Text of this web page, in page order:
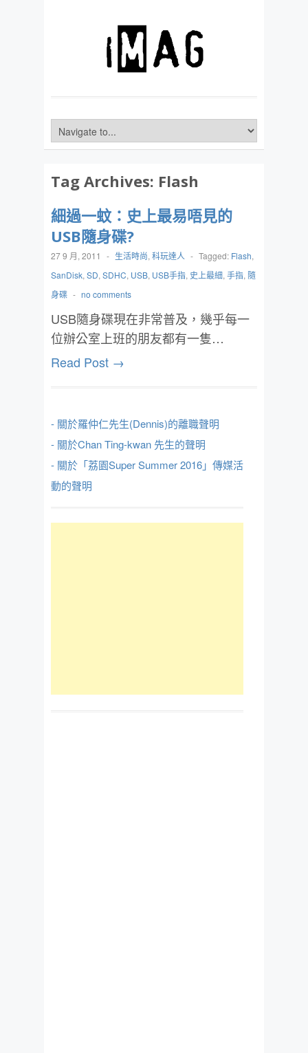
Tag Archives: Flash
細過一蚊：史上最易唔見的
USB隨身碟?
27 9 月, 2011 - 生活時尚, 科玩達人 - Tagged: Flash,
SanDisk, SD, SDHC, USB, USB手指, 史上最細, 手指, 隨
身碟 - no comments
USB隨身碟現在非常普及，幾乎每一
位辦公室上班的朋友都有一隻…
Read Post →
- 關於羅仲仁先生(Dennis)的離職聲明
- 關於Chan Ting-kwan 先生的聲明
- 關於「荔園Super Summer 2016」傳媒活
動的聲明